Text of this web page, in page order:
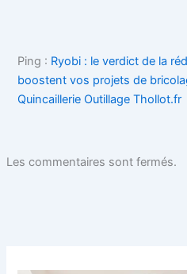
Ping : Ryobi : le verdict de la
boostent vos projets de
Quincaillerie Outillage Thollot.fr
Les commentaires sont fermés.